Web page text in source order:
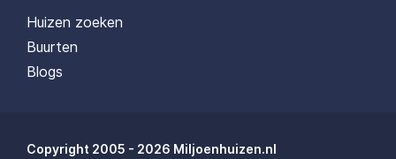
Huizen zoeken
Buurten
Blogs
Copyright 2005 - 2026 Miljoenhuizen.nl